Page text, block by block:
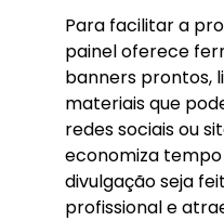
Para facilitar a
painel oferece
banners prontos,
materiais que
redes sociais ou
economiza
divulgação seja
profissional e